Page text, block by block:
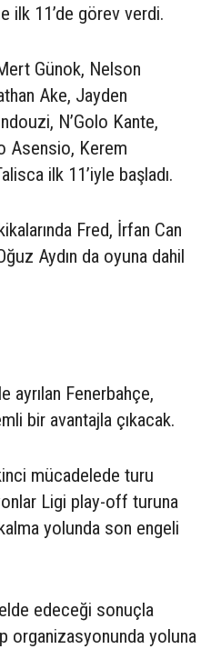
ilk 11’de görev verdi.
Günok, Nelson
Ake, Jayden
N’Golo Kante,
Asensio, Kerem
ilk 11’iyle başladı.
Fred, İrfan Can
Aydın da oyuna dahil
ayrılan Fenerbahçe,
bir avantajla çıkacak.
mücadelede turu
Ligi play-off turuna
yolunda son engeli
edeceği sonuçla
organizasyonunda yoluna